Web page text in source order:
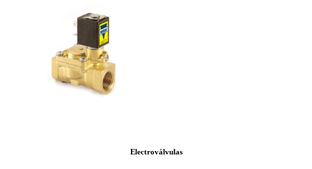
Electroválvulas